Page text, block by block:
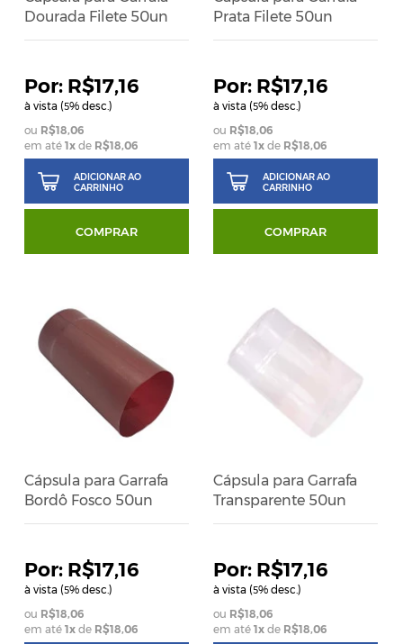
Dourada Filete 50un
R$17,16
à vista (5% desc.)
R$18,06
em até1x de R$18,06
ADICIONAR AO
CARRINHO
COMPRAR
Prata Filete 50un
R$17,16
à vista (5% desc.)
R$18,06
em até 1xde R$18,06
ADICIONAR AO
CARRINHO
COMPRAR
Cápsula para Garrafa
Bordô Fosco 50un
R$17,16
à vista (5% desc.)
R$18,06
em até1x de R$18,06
Cápsula para Garrafa
Transparente 50un
R$17,16
à vista (5% desc.)
R$18,06
em até 1xde R$18,06